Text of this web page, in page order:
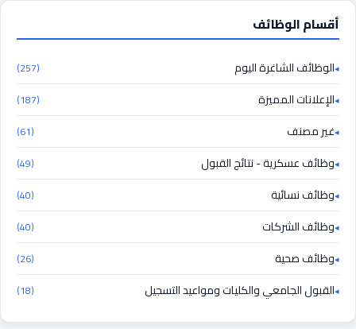
أقسام الوظائف
الوظائف الشاغرة اليوم (257)
الإعلانات المميزة (187)
غير مصنف (61)
وظائف عسكرية - نتائج القبول (49)
وظائف نسائية (40)
وظائف الشركات (40)
وظائف صحية (26)
القبول الجامعي والكليات ومواعيد التسجيل (18)